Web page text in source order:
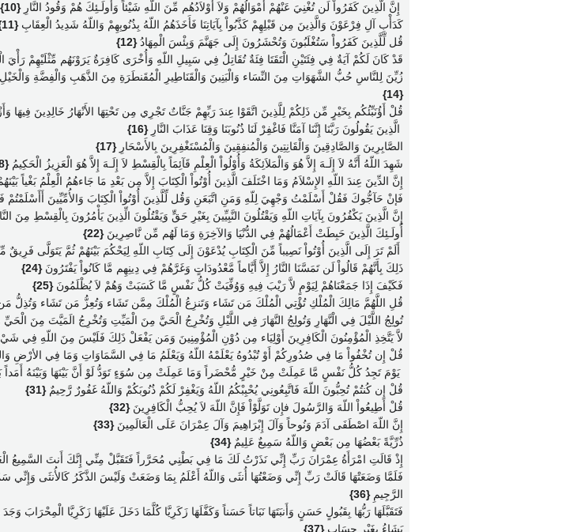
‏ إِنَّ الَّذِينَ كَفَرُواْ لَن تُغْنِيَ عَنْهُمْ أَمْوَالُهُمْ وَلاَ أَوْلاَدُهُم مِّنَ اللّهِ شَيْئاً وَأُولَـئِكَ هُمْ وَقُودُ النَّارِ{10}
كَدَأْبِ آلِ فِرْعَوْنَ وَالَّذِينَ مِن قَبْلِهِمْ كَذَّبُواْ بِآيَاتِنَا فَأَخَذَهُمُ اللّهُ بِذُنُوبِهِمْ وَاللّهُ شَدِيدُ الْعِقَابِ{11}
قُل لِّلَّذِينَ كَفَرُواْ سَتُغْلَبُونَ وَتُحْشَرُونَ إِلَى جَهَنَّمَ وَبِئْسَ الْمِهَادُ{12}
قَدْ كَانَ لَكُمْ آيَةٌ فِي فِئَتَيْنِ الْتَقَتَا فِئَةٌ تُقَاتِلُ فِي سَبِيلِ اللّهِ وَأُخْرَى كَافِرَةٌ يَرَوْنَهُم مِّثْلَيْهِمْ
زُيِّنَ لِلنَّاسِ حُبُّ الشَّهَوَاتِ مِنَ النِّسَاء وَالْبَنِينَ وَالْقَنَاطِيرِ الْمُقَنطَرَةِ مِنَ الذَّهَبِ وَالْفِضَّةِ وَالْخَيْلِ
{14}
قُلْ أَؤُنَبِّئُكُم بِخَيْرٍ مِّن ذَلِكُمْ لِلَّذِينَ اتَّقَوْا عِندَ رَبِّهِمْ جَنَّاتٌ تَجْرِي مِن تَحْتِهَا الأَنْهَارُ خَالِدِينَ فِيهَا
‏ الَّذِينَ يَقُولُونَ رَبَّنَا إِنَّنَا آمَنَّا فَاغْفِرْ لَنَا ذُنُوبَنَا وَقِنَا عَذَابَ النَّارِ{16}
الصَّابِرِينَ وَالصَّادِقِينَ وَالْقَانِتِينَ وَالْمُنفِقِينَ وَالْمُسْتَغْفِرِينَ بِالأَسْحَارِ{17}
شَهِدَ اللّهُ أَنَّهُ لاَ إِلَـهَ إِلاَّ هُوَ وَالْمَلاَئِكَةُ وَأُوْلُواْ الْعِلْمِ قَآئِمَاً بِالْقِسْطِ لاَ إِلَـهَ إِلاَّ هُوَ الْعَزِيزُ الْحَكِيمُ{18}
إِنَّ الدِّينَ عِندَ اللّهِ الإِسْلاَمُ وَمَا اخْتَلَفَ الَّذِينَ أُوْتُواْ الْكِتَابَ إِلاَّ مِن بَعْدِ مَا جَاءهُمُ الْعِلْمُ بَغْياً
فَإنْ حَآجُّوكَ فَقُلْ أَسْلَمْتُ وَجْهِيَ لِلّهِ وَمَنِ اتَّبَعَنِ وَقُل لِّلَّذِينَ أُوْتُواْ الْكِتَابَ وَالأُمِّيِّينَ أَأَسْلَمْتُمْ فَإِنْ
إِنَّ الَّذِينَ يَكْفُرُونَ بِآيَاتِ اللّهِ وَيَقْتُلُونَ النَّبِيِّينَ بِغَيْرِ حَقٍّ وَيَقْتُلُونَ الِّذِينَ يَأْمُرُونَ بِالْقِسْطِ مِنَ
أُولَـئِكَ الَّذِينَ حَبِطَتْ أَعْمَالُهُمْ فِي الدُّنْيَا وَالآخِرَةِ وَمَا لَهُم مِّن نَّاصِرِينَ{22}
أَلَمْ تَرَ إِلَى الَّذِينَ أُوْتُواْ نَصِيباً مِّنَ الْكِتَابِ يُدْعَوْنَ إِلَى كِتَابِ اللّهِ لِيَحْكُمَ بَيْنَهُمْ ثُمَّ يَتَوَلَّى
ذَلِكَ بِأَنَّهُمْ قَالُواْ لَن تَمَسَّنَا النَّارُ إِلاَّ أَيَّاماً مَّعْدُودَاتٍ وَغَرَّهُمْ فِي دِينِهِم مَّا كَانُواْ يَفْتَرُونَ{24}
فَكَيْفَ إِذَا جَمَعْنَاهُمْ لِيَوْمٍ لاَّ رَيْبَ فِيهِ وَوُفِّيَتْ كُلُّ نَفْسٍ مَّا كَسَبَتْ وَهُمْ لاَ يُظْلَمُونَ{25}
قُلِ اللَّهُمَّ مَالِكَ الْمُلْكِ تُؤْتِي الْمُلْكَ مَن تَشَاء وَتَنزِعُ الْمُلْكَ مِمَّن تَشَاء وَتُعِزُّ مَن تَشَاء
تُولِجُ اللَّيْلَ فِي الْنَّهَارِ وَتُولِجُ النَّهَارَ فِي اللَّيْلِ وَتُخْرِجُ الْحَيَّ مِنَ الْمَيِّتِ وَتُخْرِجُ الَمَيَّتَ مِنَ
لاَّ يَتَّخِذِ الْمُؤْمِنُونَ الْكَافِرِينَ أَوْلِيَاء مِن دُوْنِ الْمُؤْمِنِينَ وَمَن يَفْعَلْ ذَلِكَ فَلَيْسَ مِنَ اللّهِ فِي
قُلْ إِن تُخْفُواْ مَا فِي صُدُورِكُمْ أَوْ تُبْدُوهُ يَعْلَمْهُ اللّهُ وَيَعْلَمُ مَا فِي السَّمَاوَاتِ وَمَا فِي
يَوْمَ تَجِدُ كُلُّ نَفْسٍ مَّا عَمِلَتْ مِنْ خَيْرٍ مُّحْضَراً وَمَا عَمِلَتْ مِن سُوَءٍ تَوَدُّ لَوْ أَنَّ بَيْنَهَا وَبَيْنَهُ أَمَداً
قُلْ إِن كُنتُمْ تُحِبُّونَ اللّهَ فَاتَّبِعُونِي يُحْبِبْكُمُ اللّهُ وَيَغْفِرْ لَكُمْ ذُنُوبَكُمْ وَاللّهُ غَفُورٌ رَّحِيمٌ{31}
قُلْ أَطِيعُواْ اللّهَ وَالرَّسُولَ فإِن تَوَلَّوْاْ فَإِنَّ اللّهَ لاَ يُحِبُّ الْكَافِرِينَ{32}
إِنَّ اللّهَ اصْطَفَى آدَمَ وَنُوحاً وَآلَ إِبْرَاهِيمَ وَآلَ عِمْرَانَ عَلَى الْعَالَمِينَ{33}
ذُرِّيَّةً بَعْضُهَا مِن بَعْضٍ وَاللّهُ سَمِيعٌ عَلِيمٌ{34}
إِذْ قَالَتِ امْرَأَةُ عِمْرَانَ رَبِّ إِنِّي نَذَرْتُ لَكَ مَا فِي بَطْنِي مُحَرَّراً فَتَقَبَّلْ مِنِّي إِنَّكَ أَنتَ السَّمِيعُ
فَلَمَّا وَضَعَتْهَا قَالَتْ رَبِّ إِنِّي وَضَعْتُهَا أُنثَى وَاللّهُ أَعْلَمُ بِمَا وَضَعَتْ وَلَيْسَ الذَّكَرُ كَالأُنثَى وَإِنِّي
الرَّجِيمِ{36}
فَتَقَبَّلَهَا رَبُّهَا بِقَبُولٍ حَسَنٍ وَأَنبَتَهَا نَبَاتاً حَسَناً وَكَفَّلَهَا زَكَرِيَّا كُلَّمَا دَخَلَ عَلَيْهَا زَكَرِيَّا
يَشَاءُ بِغَيْرِ حِسَابٍ{37}